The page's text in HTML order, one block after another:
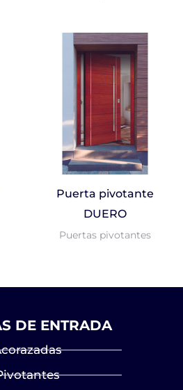
Puerta pivotante
DUERO
Puertas pivotantes
DE ENTRADA